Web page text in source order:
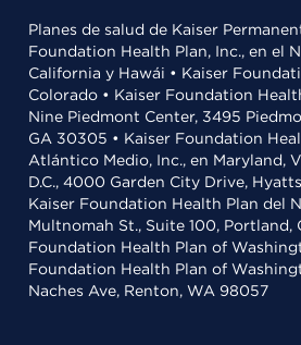
Planes de salud de Kaiser
Foundation Health Plan, Inc., en el
California y Hawái • Kaiser
Colorado • Kaiser Foundation
Nine Piedmont Center, 3495
GA 30305 • Kaiser Foundation
Atlántico Medio, Inc., en Maryland,
D.C., 4000 Garden City Drive,
Kaiser Foundation Health Plan del
Multnomah St., Suite 100, Portland,
Foundation Health Plan of
Foundation Health Plan of
Naches Ave, Renton, WA 98057